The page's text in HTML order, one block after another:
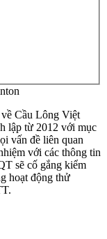
Cầu Lông Việt
lập từ 2012 với mục
vấn đề liên quan
với các thông tin
sẽ cố gắng kiểm
hoạt động thử